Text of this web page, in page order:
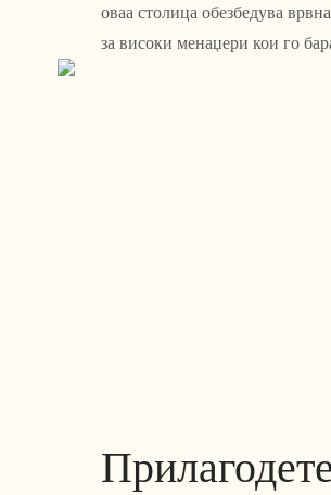
оваа столица обезбедува
за високи менаџери кои го